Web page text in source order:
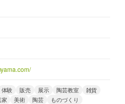
体験 販売 展示 陶芸教室
雑貨
美術 陶芸
ものづくり